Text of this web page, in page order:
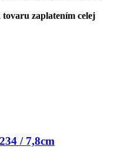
zaplatením celej
/ 7,8cm